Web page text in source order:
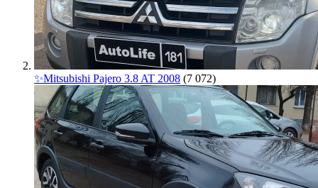
✨Mitsubishi Pajero 3.8 AT 2008 (7 072)